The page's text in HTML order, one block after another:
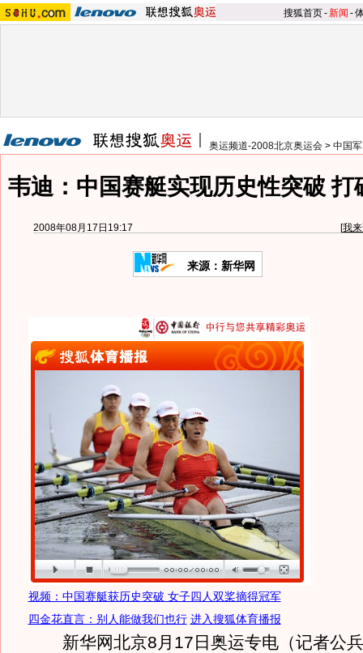
搜狐首页-新闻 -
奥运频道-2008北京奥运会 > 中国
韦迪：中国赛艇实现历史性突破 打
2008年08月17日19:17 [我
来源：新华网
视频：中国赛艇获历史突破 女子四人双桨摘得冠军
四金花直言：别人能做我们也行 进入搜狐体育播报
新华网北京8月17日奥运专电（记者公